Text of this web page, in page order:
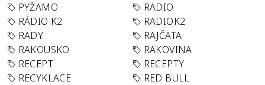
PYŽAMO
RADIO
RÁDIO K2
RADIOK2
RADY
RAJČATA
RAKOUSKO
RAKOVINA
RECEPT
RECEPTY
RECYKLACE
RED BULL